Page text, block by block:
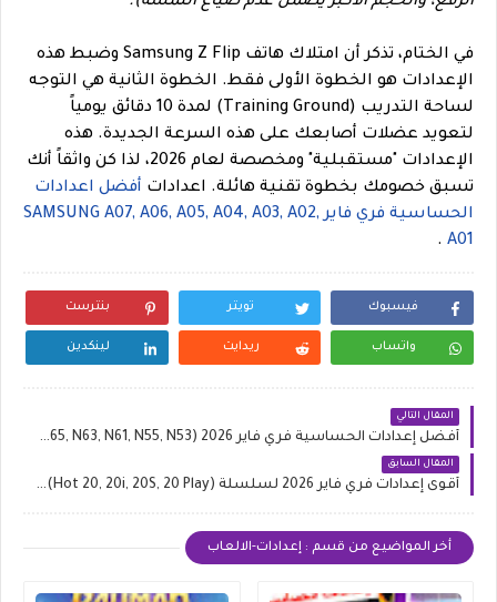
في الختام، تذكر أن امتلاك هاتف Samsung Z Flip وضبط هذه
الإعدادات هو الخطوة الأولى فقط. الخطوة الثانية هي التوجه
لساحة التدريب (Training Ground) لمدة 10 دقائق يومياً
لتعويد عضلات أصابعك على هذه السرعة الجديدة. هذه
الإعدادات "مستقبلية" ومخصصة لعام 2026، لذا كن واثقاً أنك
تسبق خصومك بخطوة تقنية هائلة. اعدادات أفضل اعدادات
الحساسية فري فاير SAMSUNG A07, A06, A05, A04, A03, A02,
A01
.
فيسبوك تويتر بنترست
واتساب ريدايت لينكدين
المقال التالي
أفضل إعدادات الحساسية فري فاير 2026 Realme Narzo (N65, N63, N61, N55, N53)
المقال السابق
أقوى إعدادات فري فاير 2026 لسلسلة Infinix (Hot 20, 20i, 20S, 20 Play)
أخر المواضيع من قسم : إعدادات-الالعاب